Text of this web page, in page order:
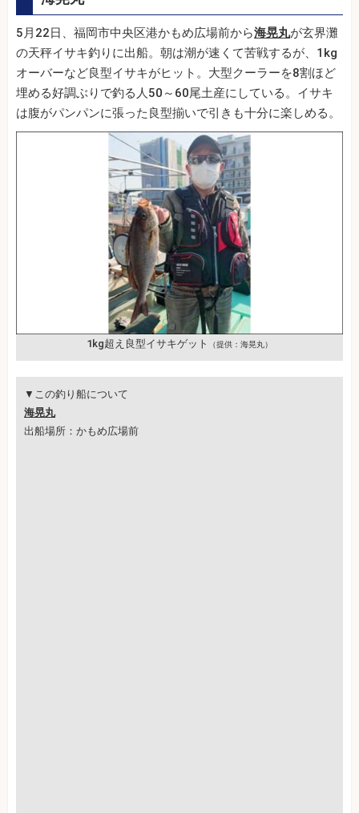
5月22日、福岡市中央区港かもめ広場前から海晃丸が玄界灘
の天秤イサキ釣りに出船。朝は潮が速くて苦戦するが、1kg
オーバーなど良型イサキがヒット。大型クーラーを8割ほど
埋める好調ぶりで釣る人50～60尾土産にしている。イサキ
は腹がパンパンに張った良型揃いで引きも十分に楽しめる。
1kg超え良型イサキゲット （提供：海晃丸）
▼この釣り船について
海晃丸
出船場所：かもめ広場前